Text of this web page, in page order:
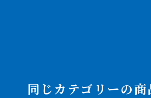
同じカテゴリーの商